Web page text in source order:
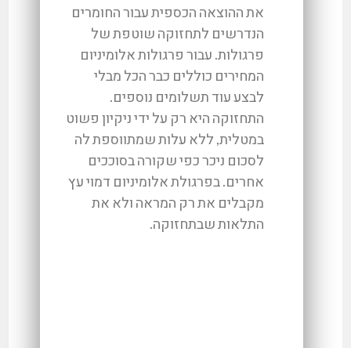
את ההוצאה הכספית עבור החומרים
הנדרשים לתחזוקה שוטפת של
פרגולות. עבור פרגולות אלומיניום
המחירים כוללים כבר הכל מבלי
לבצע עוד תשלומים נוספים.
התחזוקה היא רק על ידי ניקיון פשוט
במטלית, ללא עלות שמתווספת לה
לסכום ניכר כפי שקורה בסוככים
אחרים. בפרגולת אלומיניום דמוי עץ
מקבלים את רק המראה ולא את
התלאות שבתחזוקה.